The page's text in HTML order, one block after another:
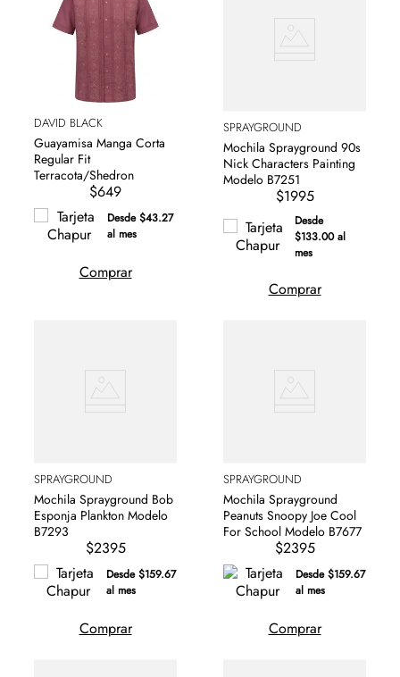
DAVID BLACK
Guayamisa Manga Corta
Regular Fit
Terracota/Shedron
$649
Desde $43.27
al mes
Comprar
SPRAYGROUND
Mochila Sprayground 90s
Nick Characters Painting
Modelo B7251
$1995
Desde
$133.00 al
mes
Comprar
SPRAYGROUND
Mochila Sprayground Bob
Esponja Plankton Modelo
B7293
$2395
Desde $159.67
al mes
Comprar
SPRAYGROUND
Mochila Sprayground
Peanuts Snoopy Joe Cool
For School Modelo B7677
$2395
Desde $159.67
al mes
Comprar